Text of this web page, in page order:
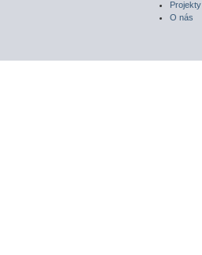
Projekty
O nás